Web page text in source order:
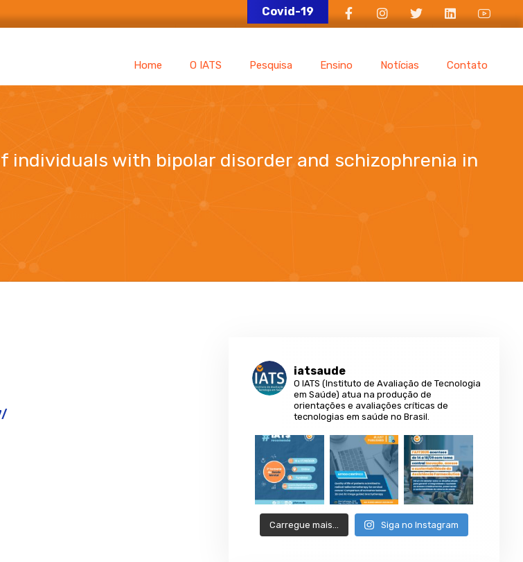
Covid-19
Home O IATS Pesquisa Ensino Notícias Contato
with bipolar disorder and schizophrenia in
and schizophrenia in south of Brazil
iatsaude
O IATS (Instituto de Avaliação de Tecnologia
em Saúde) atua na produção de
orientações e avaliações críticas de
tecnologias em saúde no Brasil.
Carregue mais… Siga no Instagram